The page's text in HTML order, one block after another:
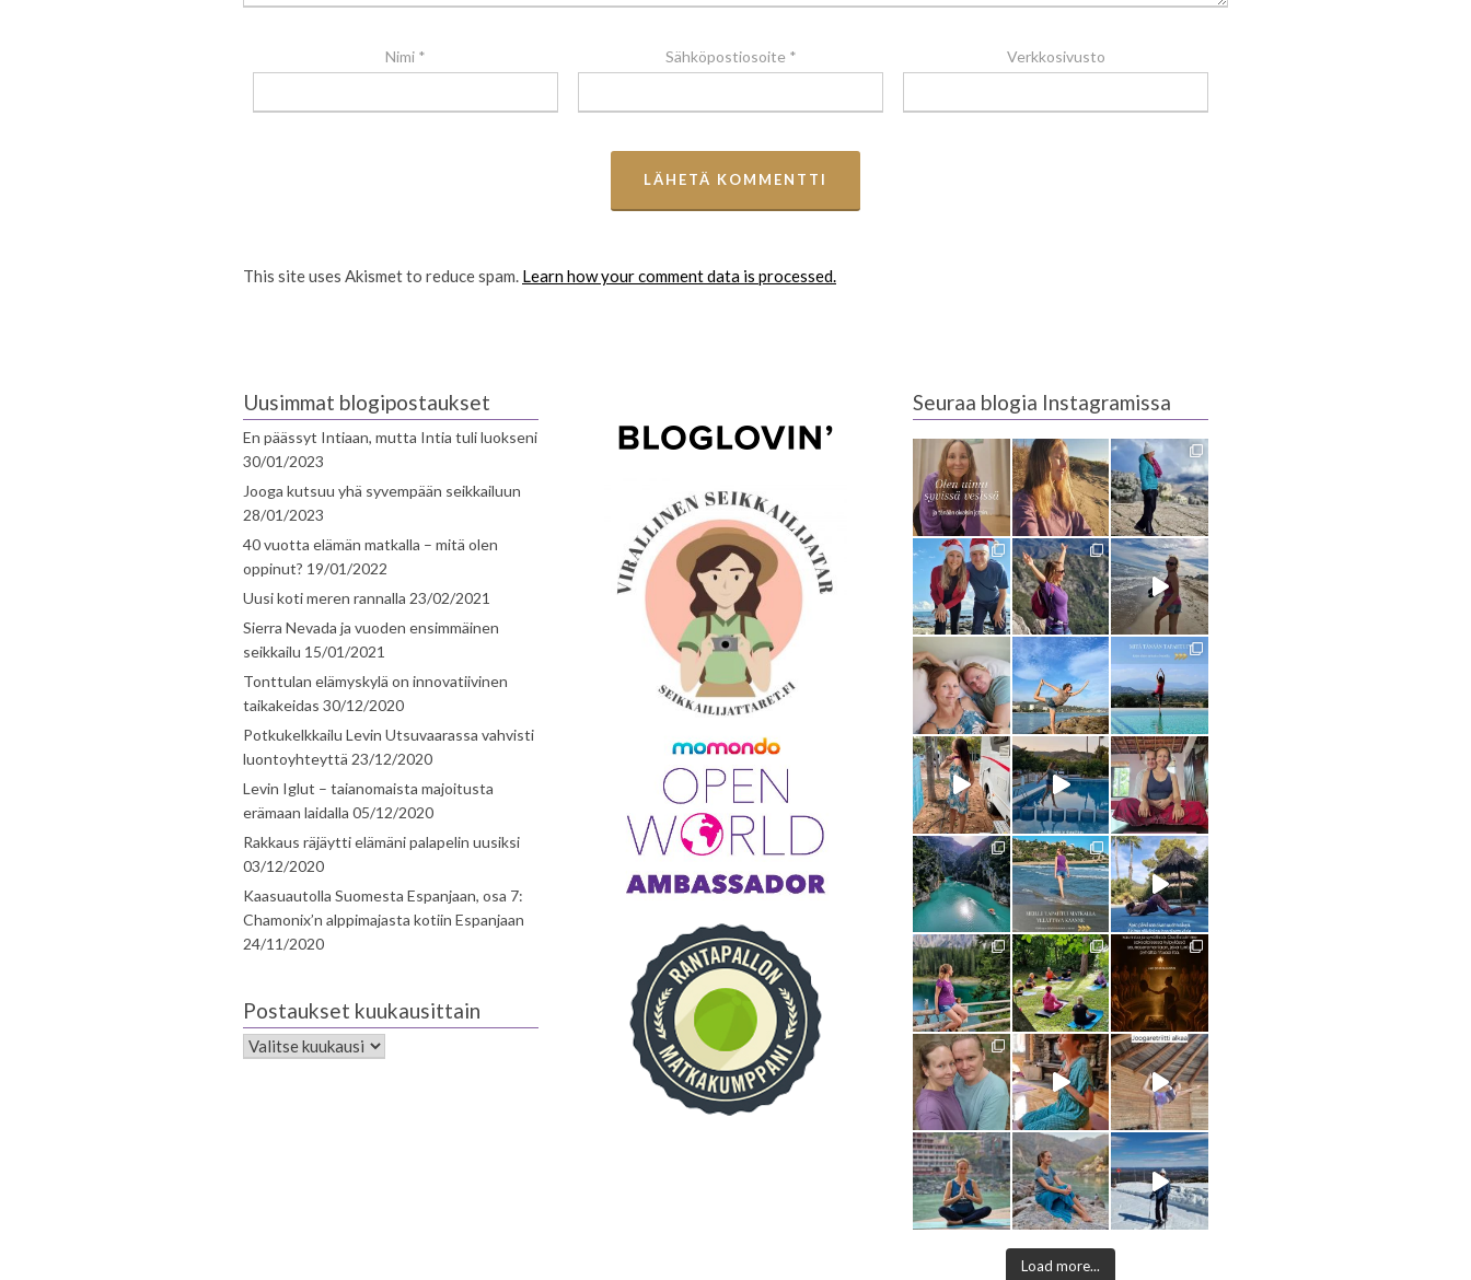
Nimi * Sähköpostiosoite * Verkkosivusto
This site uses Akismet to reduce spam. Learn how your comment data is processed.
Uusimmat blogipostaukset
En päässyt Intiaan, mutta Intia tuli luokseni
30/01/2023
Jooga kutsuu yhä syvempään seikkailuun
28/01/2023
40 vuotta elämän matkalla – mitä olen
oppinut? 19/01/2022
Uusi koti meren rannalla 23/02/2021
Sierra Nevada ja vuoden ensimmäinen
seikkailu 15/01/2021
Tonttulan elämyskylä on innovatiivinen
taikakeidas 30/12/2020
Potkukelkkailu Levin Utsuvaarassa vahvisti
luontoyhteyttä 23/12/2020
Levin Iglut – taianomaista majoitusta
erämaan laidalla 05/12/2020
Rakkaus räjäytti elämäni palapelin uusiksi
03/12/2020
Kaasuautolla Suomesta Espanjaan, osa 7:
Chamonix’n alppimajasta kotiin Espanjaan
24/11/2020
Postaukset kuukausittain
Seuraa blogia Instagramissa
Load more...